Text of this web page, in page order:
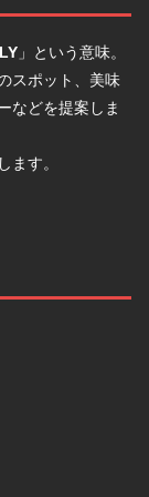
」という意味。
スポット、美味
などを提案しま
ます。